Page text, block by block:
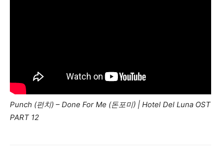
Punch (펀치) – Done For Me (돈포미) | Hotel Del Luna OST
PART 12